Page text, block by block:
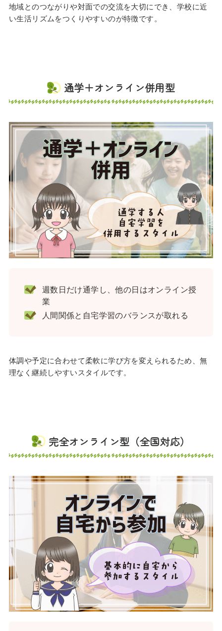
地域とのつながりや対面での交流を大切にでき、学校に近
い生活リズムをつくりやすいのが特徴です。
通学＋オンライン併用型
週数日だけ通学し、他の日はオンライン授
業
人間関係と自宅学習のバランスが取れる
体調や予定に合わせて柔軟に学び方を変えられるため、無
理なく継続しやすいスタイルです。
完全オンライン型（全国対応）